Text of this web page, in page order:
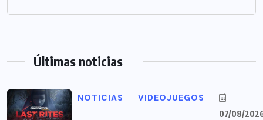
Últimas noticias
NOTICIAS VIDEOJUEGOS
07/08/